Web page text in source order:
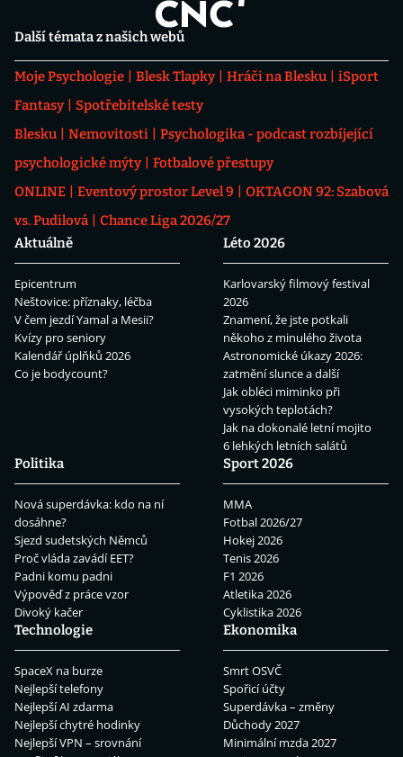
Další témata z našich webů
Moje Psychologie Blesk Tlapky Hráči na Blesku
iSport
Fantasy
Spotřebitelské testy
Blesku
Nemovitosti
Psychologika - podcast rozbíjející
psychologické mýty
Fotbalové přestupy
ONLINE
Eventový prostor Level 9
OKTAGON 92: Szabová
vs. Pudilová
Chance Liga 2026/27
Aktuálně
Epicentrum
Neštovice: příznaky, léčba
V čem jezdí Yamal a Mesii?
Kvízy pro seniory
Kalendář úplňků 2026
Co je bodycount?
Léto 2026
Karlovarský filmový festival
2026
Znamení, že jste potkali
někoho z minulého života
Astronomické úkazy 2026:
zatmění slunce a další
Jak obléci miminko při
vysokých teplotách?
Jak na dokonalé letní mojito
6 lehkých letních salátů
Politika
Nová superdávka: kdo na ní
dosáhne?
Sjezd sudetských Němců
Proč vláda zavádí EET?
Padni komu padni
Výpověď z práce vzor
Divoký kačer
Sport 2026
MMA
Fotbal 2026/27
Hokej 2026
Tenis 2026
F1 2026
Atletika 2026
Cyklistika 2026
Technologie
SpaceX na burze
Nejlepší telefony
Nejlepší AI zdarma
Nejlepší chytré hodinky
Nejlepší VPN – srovnání
Ekonomika
Smrt OSVČ
Spořicí účty
Superdávka – změny
Důchody 2027
Minimální mzda 2027